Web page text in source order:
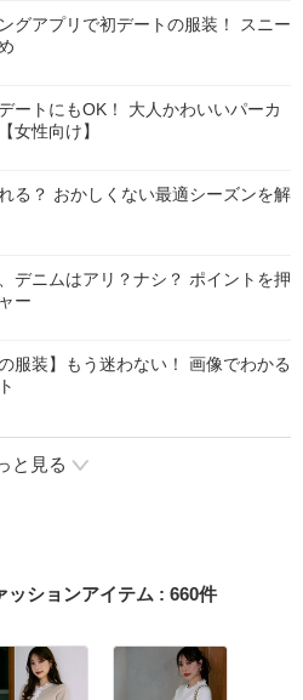
グアプリで初デートの服装！ スニー
ートにもOK！ 大人かわいいパーカ
女性向け】
る？ おかしくない最適シーズンを解
デニムはアリ？ナシ？ ポイントを押
ー
服装】もう迷わない！ 画像でわかる
と見る
ッションアイテム : 660件